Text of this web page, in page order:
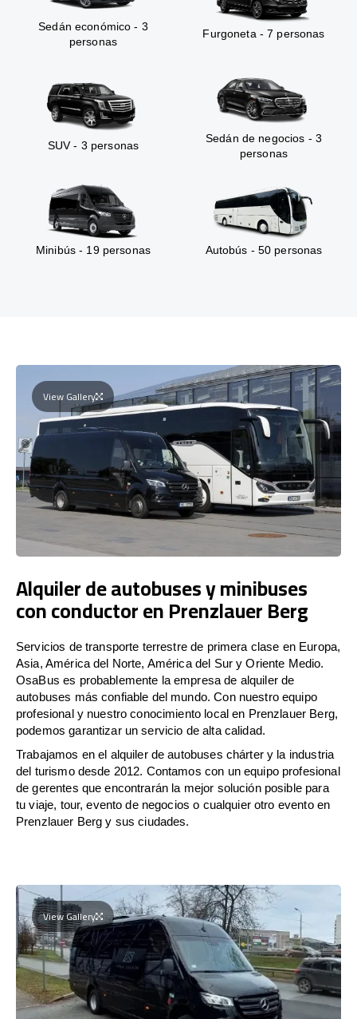
Sedán económico - 3
personas
Furgoneta - 7 personas
SUV - 3 personas
Sedán de negocios - 3
personas
Minibús - 19 personas Autobús - 50 personas
View Gallery
Alquiler de autobuses y minibuses
con conductor en Prenzlauer Berg
Servicios de transporte terrestre de primera clase en Europa,
Asia, América del Norte, América del Sur y Oriente Medio.
OsaBus es probablemente la empresa de alquiler de
autobuses más confiable del mundo. Con nuestro equipo
profesional y nuestro conocimiento local en Prenzlauer Berg,
podemos garantizar un servicio de alta calidad.
Trabajamos en el alquiler de autobuses chárter y la industria
del turismo desde 2012. Contamos con un equipo profesional
de gerentes que encontrarán la mejor solución posible para
tu viaje, tour, evento de negocios o cualquier otro evento en
Prenzlauer Berg y sus ciudades.
View Gallery